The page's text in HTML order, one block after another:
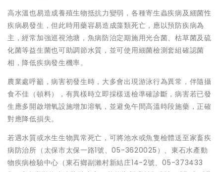
高水溫也易造成養殖生物抵抗力變弱，各種寄生蟲疾病及細菌性
疾病易發生，但此時用藥容易造成藻類死亡，應以預防疾病為
主，經常加強巡視池塘，魚病防治定期施用光合菌、枯草菌及硫
化菌等益生菌也可助調節水質，並可使用細菌檢測套組確認菌
相，降低疾病發生機率。
農業處呼籲，病害初發生時，大多會出現游泳行為異常，伴隨攝
食不佳（頓料），有異樣時立即採樣送檢準確診斷，病害若已發
生應多開啟增氧設施增加溶氧，並避免午間高溫時段施藥，正確
對應降低損失。
若遇水質或水生生物異常死亡，可將池水或魚隻檢體送至家畜疾
病防治所（太保市太保一路1號、05-3620025）、東石水產動
物疾病檢驗中心（東石鄉副瀨村新結庄14-2號、05-373433